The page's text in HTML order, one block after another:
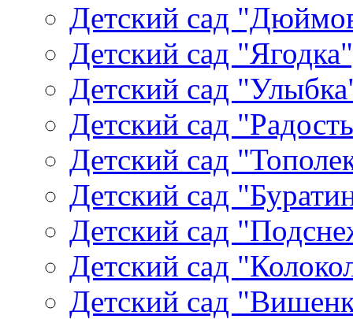
Детский сад
Детский сад
Детский сад
Детский сад
Детский сад
Детский сад
Детский сад
Детский сад
Детский сад